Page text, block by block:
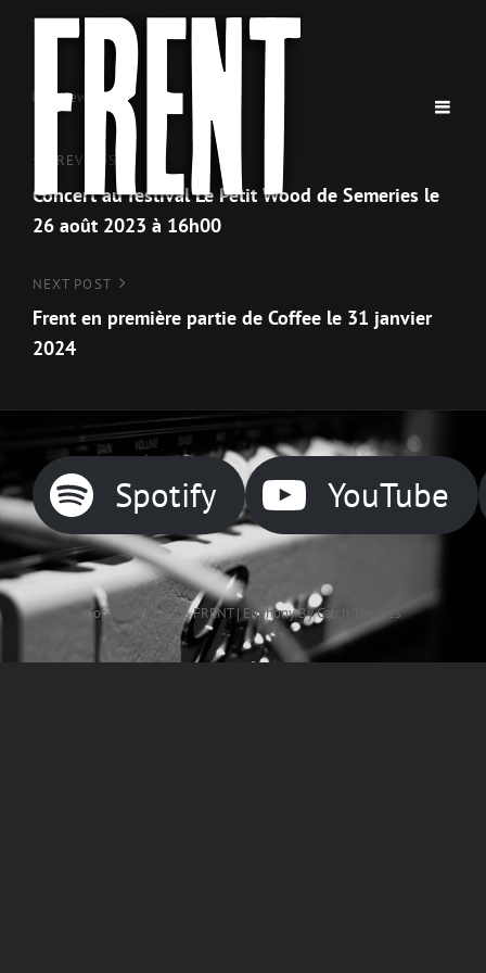
Categories
News
Navigation
de
l’article
Previous
Post
PREV POST
Concert au festival Le Petit Wood de Semeries le
26 août 2023 à 16h00
Next
Post
NEXT POST
Frent en première partie de Coffee le 31 janvier
2024
Spotify YouTube
Copyright © 2026FRENT|Euphony ByCatch Themes